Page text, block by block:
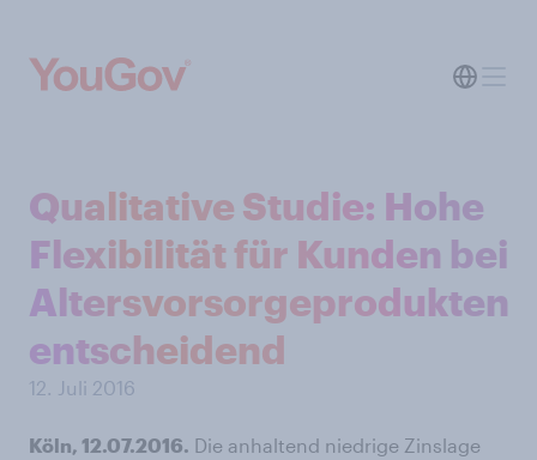
Qualitative Studie: Hohe
Flexibilität für Kunden bei
Altersvorsorgeprodukten
entscheidend
12. Juli 2016
Köln, 12.07.2016. Die anhaltend niedrige Zinslage